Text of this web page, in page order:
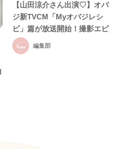
編集部
【山田涼介さん出演♡】オバ
ジ新TVCM「Myオバジレシ
ピ」篇が放送開始！撮影エピ
ソード＆インタビュー全文を
お届け